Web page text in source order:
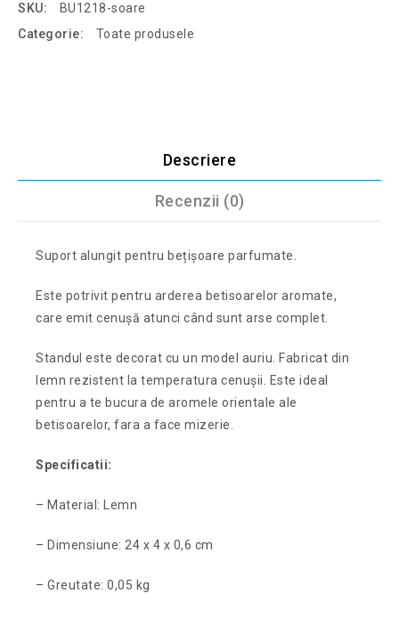
SKU:
BU1218-soare
Categorie:
Toate produsele
Descriere
Recenzii (0)
Suport alungit pentru bețișoare parfumate.
Este potrivit pentru arderea betisoarelor aromate,
care emit cenușă atunci când sunt arse complet.
Standul este decorat cu un model auriu. Fabricat din
lemn rezistent la temperatura cenușii. Este ideal
pentru a te bucura de aromele orientale ale
betisoarelor, fara a face mizerie.
Specificatii:
– Material: Lemn
– Dimensiune: 24 x 4 x 0,6 cm
– Greutate: 0,05 kg